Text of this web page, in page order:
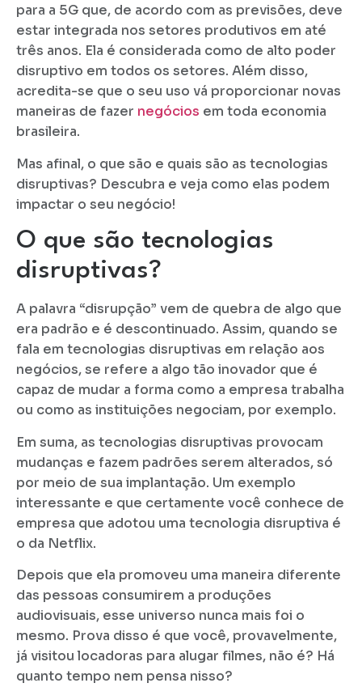
para a 5G que, de acordo com as previsões, deve
estar integrada nos setores produtivos em até
três anos. Ela é considerada como de alto poder
disruptivo em todos os setores. Além disso,
acredita-se que o seu uso vá proporcionar novas
maneiras de fazer negócios em toda economia
brasileira.
Mas afinal, o que são e quais são as tecnologias
disruptivas? Descubra e veja como elas podem
impactar o seu negócio!
O que são tecnologias
disruptivas?
A palavra “disrupção” vem de quebra de algo que
era padrão e é descontinuado. Assim, quando se
fala em tecnologias disruptivas em relação aos
negócios, se refere a algo tão inovador que é
capaz de mudar a forma como a empresa trabalha
ou como as instituições negociam, por exemplo.
Em suma, as tecnologias disruptivas provocam
mudanças e fazem padrões serem alterados, só
por meio de sua implantação. Um exemplo
interessante e que certamente você conhece de
empresa que adotou uma tecnologia disruptiva é
o da Netflix.
Depois que ela promoveu uma maneira diferente
das pessoas consumirem a produções
audiovisuais, esse universo nunca mais foi o
mesmo. Prova disso é que você, provavelmente,
já visitou locadoras para alugar filmes, não é? Há
quanto tempo nem pensa nisso?